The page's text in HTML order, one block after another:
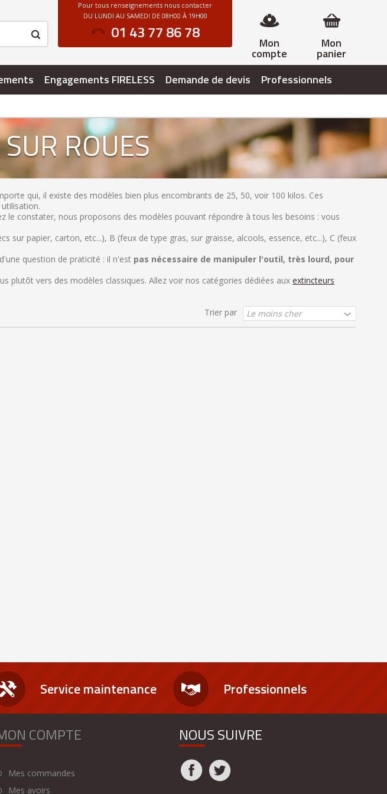
Mon
panier
Mon
compte
Pour tous renseignements nous contacter
DU LUNDI AU SAMEDI DE 08H00 À 19H00
01 43 77 86 78
Engagements FIRELESS Demande de devis Professionnels
ROUES
qui, il existe des modèles bien plus encombrants de 25, 50, voir 100 kilos. Ces
le constater, nous proposons des modèles pouvant répondre à tous les besoins : vous
papier, carton, etc...), B (feux de type gras, sur graisse, alcools, essence, etc...), C (feux
question de praticité : il n'est pas nécessaire de manipuler l'outil, très lourd, pour
vers des modèles classiques. Allez voir nos catégories dédiées aux extincteurs
Trier par
Service maintenance Professionnels
COMPTE
Mes commandes
Mes avoirs
NOUS SUIVRE